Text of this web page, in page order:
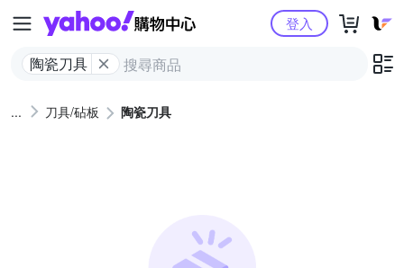
Yahoo購物中心
陶瓷刀具
登入
刀具/砧板 陶瓷刀具